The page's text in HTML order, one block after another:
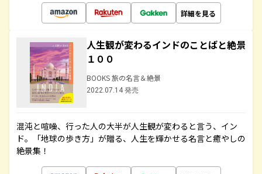
詳細を見る
人生観が変わるインドのことばと絶景
１００
BOOKS 旅の名言＆絶景
2022.07.14 発売
混沌と喧噪、行った人の大半が人生観が変わると言う、イン
ド。「地球の歩き方」が贈る、人生を輝かせる名言と癒やしの
絶景集！